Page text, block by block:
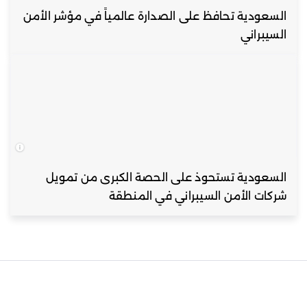
السعودية تحافظ على الصدارة عالمياً في مؤشر الأمن
السيبراني
السعودية تستحوذ على الحصة الكبرى من تمويل
شركات الأمن السيبراني في المنطقة